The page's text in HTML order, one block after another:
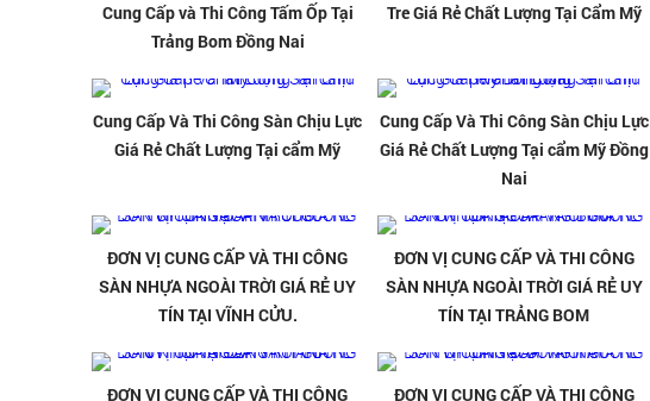
Cung Cấp và Thi Công Tấm Ốp Tại
Trảng Bom Đồng Nai
Tre Giá Rẻ Chất Lượng Tại Cẩm Mỹ
Cung Cấp Và Thi Công Sàn Chịu Lực
Giá Rẻ Chất Lượng Tại cẩm Mỹ
Cung Cấp Và Thi Công Sàn Chịu Lực
Giá Rẻ Chất Lượng Tại cẩm Mỹ Đồng
Nai
ĐƠN VỊ CUNG CẤP VÀ THI CÔNG
SÀN NHỰA NGOÀI TRỜI GIÁ RẺ UY
TÍN TẠI VĨNH CỬU.
ĐƠN VỊ CUNG CẤP VÀ THI CÔNG
SÀN NHỰA NGOÀI TRỜI GIÁ RẺ UY
TÍN TẠI TRẢNG BOM
ĐƠN VỊ CUNG CẤP VÀ THI CÔNG
ĐƠN VỊ CUNG CẤP VÀ THI CÔNG